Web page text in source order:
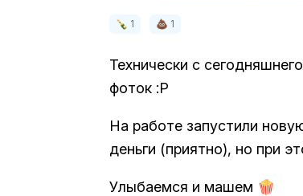
🍾 1 💩 1
Технически с
фоток :P
На работе запустили
деньги (приятно), но при
Улыбаемся и машем 🍿